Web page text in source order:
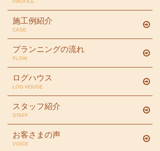
PROFILE
施工例紹介
CASE
プランニングの流れ
FLOW
ログハウス
LOG HOUSE
スタッフ紹介
STAFF
お客さまの声
VOICE